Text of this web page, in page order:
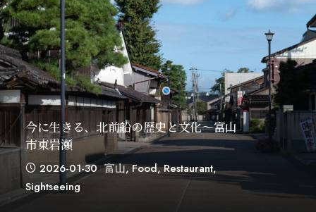
今に生きる、北前船の歴史と文化～富山
市東岩瀬
2026-01-30 富山,Food,Restaurant,
Sightseeing